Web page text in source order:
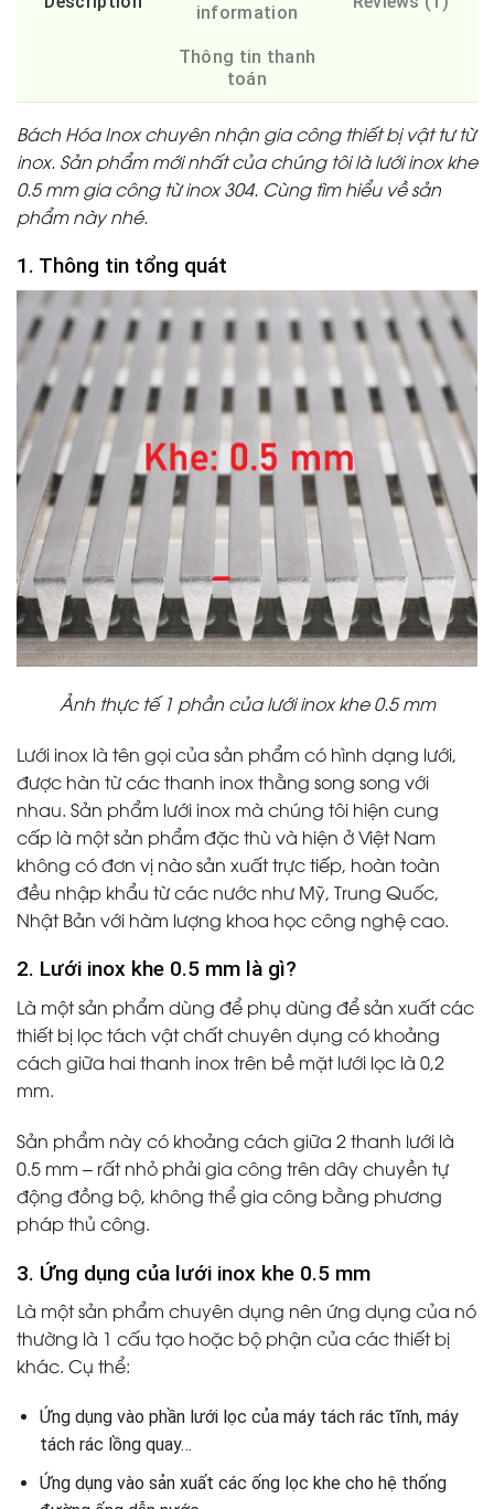
information
Thông tin thanh
toán
Bách Hóa Inox chuyên nhận gia công thiết bị vật tư từ
inox. Sản phẩm mới nhất của chúng tôi là lưới inox khe
0.5 mmgia công từ inox 304. Cùng tìm hiểu về sản
phẩm này nhé.
1. Thông tin tổng quát
Ảnh thực tế 1 phần của lưới inox khe 0.5 mm
Lưới inox là tên gọi của sản phẩm có hình dạng lưới,
được hàn từ các thanh inox thằng song song với
nhau. Sản phẩm lưới inox mà chúng tôi hiện cung
cấp là một sản phẩm đặc thù và hiện ở Việt Nam
không có đơn vị nào sản xuất trực tiếp, hoàn toàn
đều nhập khẩu từ các nước như Mỹ, Trung Quốc,
Nhật Bản với hàm lượng khoa học công nghệ cao.
2. Lưới inox khe 0.5 mm là gì?
Là một sản phẩm dùng để phụ dùng để sản xuất các
thiết bị lọc tách vật chất chuyên dụng có khoảng
cách giữa hai thanh inox trên bề mặt lưới lọc là 0,2
mm.
Sản phẩm này có khoảng cách giữa 2 thanh lưới là
0.5 mm – rất nhỏ phải gia công trên dây chuyền tự
động đồng bộ, không thể gia công bằng phương
pháp thủ công.
3. Ứng dụng của lưới inox khe 0.5 mm
Là một sản phẩm chuyên dụng nên ứng dụng của nó
thường là 1 cấu tạo hoặc bộ phận của các thiết bị
khác. Cụ thể:
Ứng dụng vào phần lưới lọc của máy tách rác tĩnh, máy
tách rác lồng quay…
Ứng dụng vào sản xuất các ống lọc khe cho hệ thống